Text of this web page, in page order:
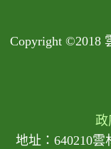
Copyright ©2018
政
地址：640210